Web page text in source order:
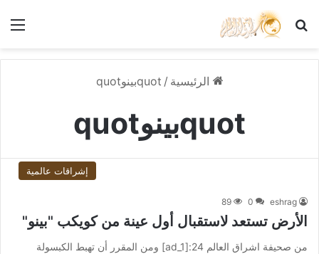
بحث عن
الرئيسية / quotبينوquot
quotبينوquot
إشراقات عالمية
eshrag
0
89
الأرض تستعد لاستقبال أول عينة من كويكب "بينو"
من صحيفة اشراق العالم 24:[ad_1] ومن المقرر أن تهبط الكبسولة